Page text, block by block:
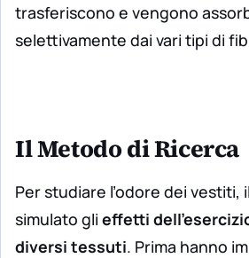
trasferiscono e vengono
selettivamente dai vari tipi di
Il Metodo di Ricerca
Per studiare l’odore dei vestiti,
simulato gli effetti
diversi tessuti. Prima hanno